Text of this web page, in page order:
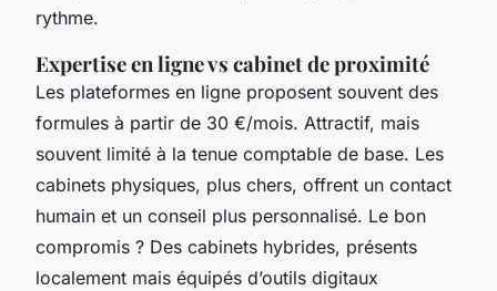
rythme.
Expertise en ligne vs cabinet de proximité
Les plateformes en ligne proposent souvent des
formules à partir de 30 €/mois. Attractif, mais
souvent limité à la tenue comptable de base. Les
cabinets physiques, plus chers, offrent un contact
humain et un conseil plus personnalisé. Le bon
compromis ? Des cabinets hybrides, présents
localement mais équipés d’outils digitaux